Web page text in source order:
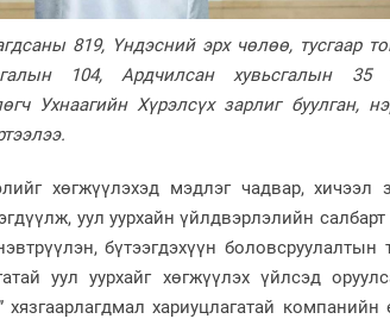
819, Үндэсний эрх чөлөө, тусгаар
104, Ардчилсан хувьсгалын 35
Ухнаагийн Хүрэлсүх зарлиг буулган,
хөгжүүлэхэд мэдлэг чадвар, хичээл
уул уурхайн үйлдвэрлэлийн салбарт
бүтээгдэхүүн боловсруулалтын
уул уурхайг хөгжүүлэх үйлсэд
хариуцлагатай компанийн